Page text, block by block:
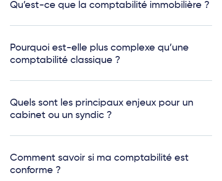
Qu’est-ce que la comptabilité immobilière ?
Pourquoi est-elle plus complexe qu’une
comptabilité classique ?
Quels sont les principaux enjeux pour un
cabinet ou un syndic ?
Comment savoir si ma comptabilité est
conforme ?